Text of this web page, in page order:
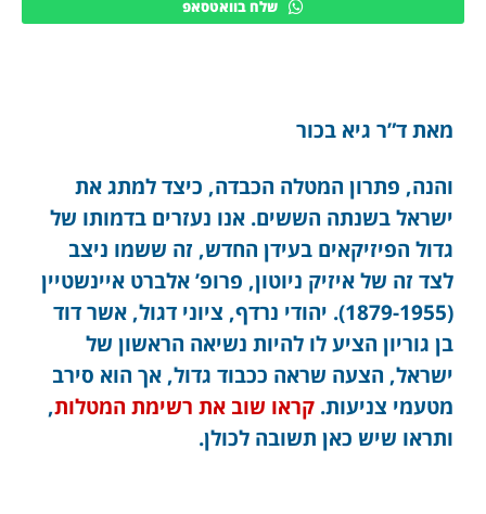
שלח בוואטסאפ
מאת ד”ר גיא בכור
והנה, פתרון המטלה הכבדה, כיצד למתג את
ישראל בשנתה הששים. אנו נעזרים בדמותו של
גדול הפיזיקאים בעידן החדש, זה ששמו ניצב
לצד זה של איזיק ניוטון, פרופ’ אלברט איינשטיין
(1879-1955). י
הודי נרדף, ציוני דגול, אשר דוד
בן גוריון הציע לו להיות נשיאה הראשון של
ישראל, הצעה שראה ככבוד גדול, אך הוא סירב
מטעמי צניעות. קראו שוב את רשימת המטלות,
ותראו שיש כאן תשובה לכולן.